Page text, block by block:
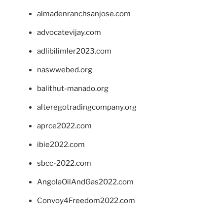
almadenranchsanjose.com
advocatevijay.com
adlibilimler2023.com
naswwebed.org
balithut-manado.org
alteregotradingcompany.org
aprce2022.com
ibie2022.com
sbcc-2022.com
AngolaOilAndGas2022.com
Convoy4Freedom2022.com